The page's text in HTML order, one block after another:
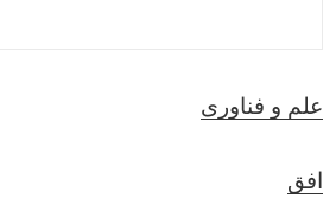
علم و فناوری
افق